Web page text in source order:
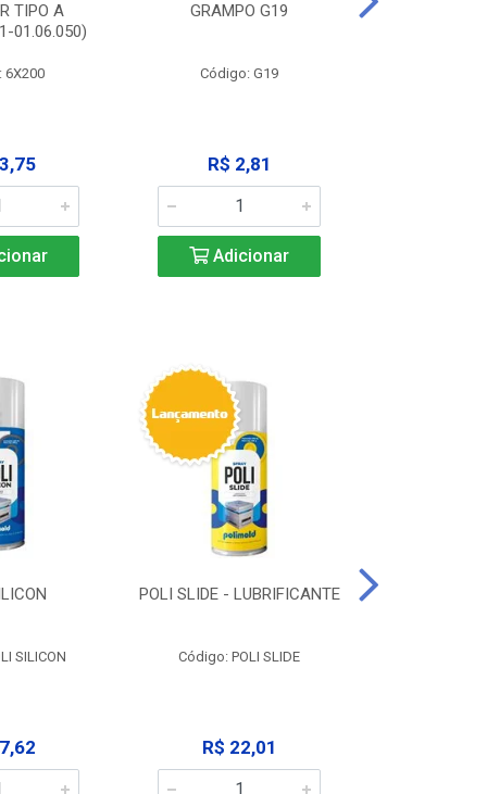
TIPO A
01.06.050)
6X200
GRAMPO G19
Código: G19
R$ 2,81
Adicionar
SILICON
POLI SLIDE - LUBRIFICANTE
Código: POLI SLIDE
R$ 22,01